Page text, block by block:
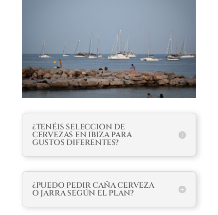
¿TENÉIS SELECCION DE
CERVEZAS EN IBIZA PARA
GUSTOS DIFERENTES?
¿PUEDO PEDIR CAÑA CERVEZA
O JARRA SEGÚN EL PLAN?